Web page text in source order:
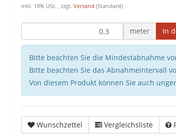
inkl. 19% USt. , zzgl. Versand (Standard)
meter In
Bitte beachten Sie die Mindestabnahme
Bitte beachten Sie das Abnahmeintervall
Von diesem Produkt können Sie auch
Wunschzettel Vergleichsliste